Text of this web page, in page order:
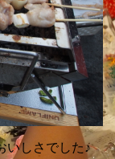
いしさでした♪